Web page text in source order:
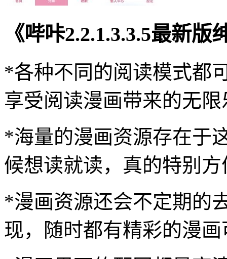
《哔咔2.2.1.3.3.5最新
*各种不同的阅读模式都
享受阅读漫画带来的无限
*海量的漫画资源存在于
候想读就读，真的特别方
*漫画资源还会不定期的
现，随时都有精彩的漫画